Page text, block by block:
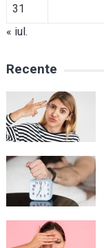
31
« iul.
Recente